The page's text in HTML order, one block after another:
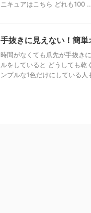
ニキュアはこちら どれも100
手抜きに見えない！簡
時間がなくても爪先が手抜き
ルをしていると どうしても乾
ンプルな1色だけにしている人